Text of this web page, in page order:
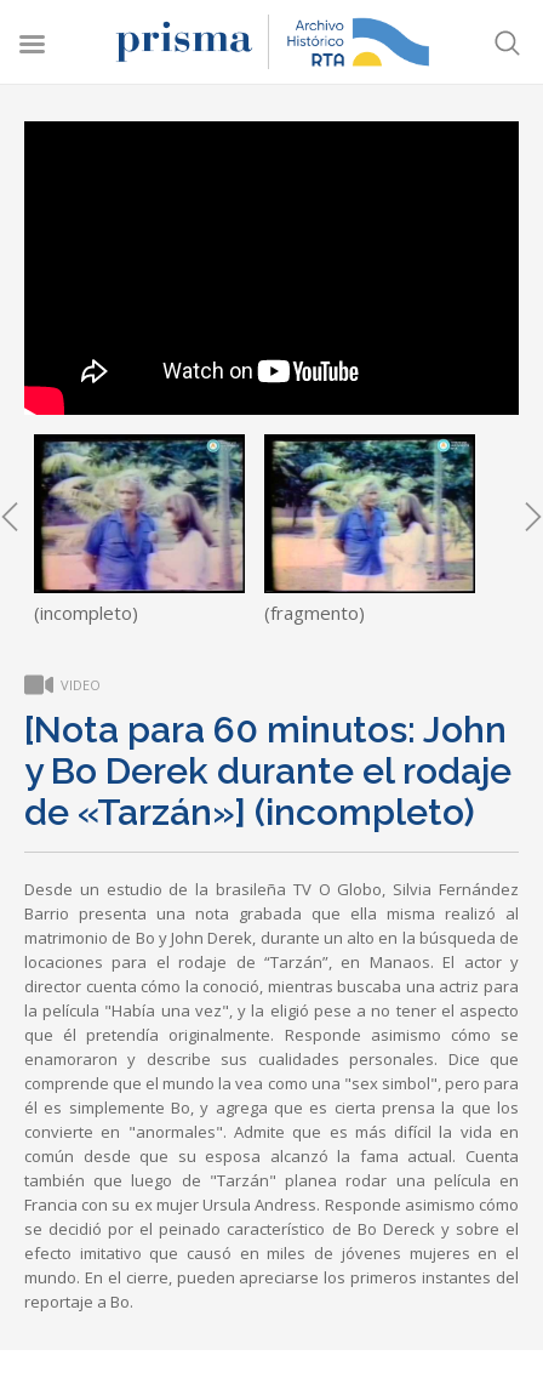
(incompleto) (fragmento)
VIDEO
[Nota para 60 minutos: John
y Bo Derek durante el rodaje
de «Tarzán»] (incompleto)
​​Desde un estudio de la brasileña TV O Globo, Silvia Fernández
Barrio presenta una nota grabada que ella misma realizó al
matrimonio de Bo y John Derek, durante un alto en la búsqueda de
locaciones para el rodaje de “Tarzán”, en Manaos. El actor y
director cuenta cómo la conoció, mientras buscaba una actriz para
la película "Había una vez", y la eligió pese a no tener el aspecto
que él pretendía originalmente. Responde asimismo cómo se
enamoraron y describe sus cualidades personales. Dice que
comprende que el mundo la vea como una "sex simbol", pero para
él es simplemente Bo, y agrega que es cierta prensa la que los
convierte en "anormales". Admite que es más difícil la vida en
común desde que su esposa alcanzó la fama actual. Cuenta
también que luego de "Tarzán" planea rodar una película en
Francia con su ex mujer Ursula Andress. Responde asimismo cómo
se decidió por el peinado característico de Bo Dereck y sobre el
efecto imitativo que causó en miles de jóvenes mujeres en el
mundo. En el cierre, pueden apreciarse los primeros instantes del
reportaje a Bo.